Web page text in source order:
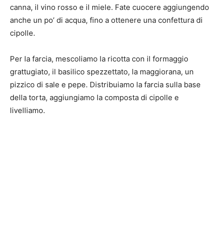
canna, il vino rosso e il miele. Fate cuocere aggiungendo
anche un po’ di acqua, fino a ottenere una confettura di
cipolle.
Per la farcia, mescoliamo la ricotta con il formaggio
grattugiato, il basilico spezzettato, la maggiorana, un
pizzico di sale e pepe. Distribuiamo la farcia sulla base
della torta, aggiungiamo la composta di cipolle e
livelliamo.